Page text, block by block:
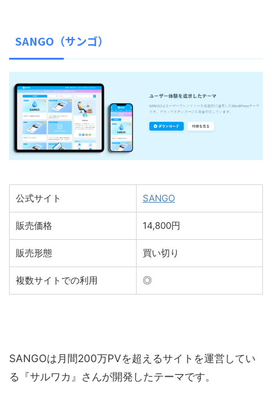
SANGO（サンゴ）
公式サイト SANGO
販売価格 14,800円
販売形態 買い切り
複数サイトでの利用 ◎
SANGOは月間200万PVを超えるサイトを運営してい
る『サルワカ』さんが開発したテーマです。